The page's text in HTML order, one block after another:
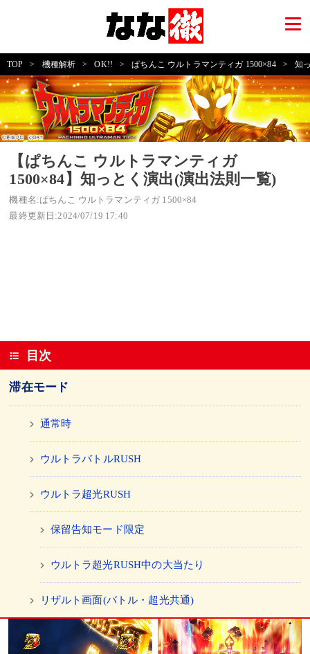
TOP > 機種解析 > OK!! > ぱちんこ ウルトラマンティガ 1500×84 > 知
【ぱちんこ ウルトラマンティガ
1500×84】知っとく演出(演出法則一覧)
機種名:ぱちんこ ウルトラマンティガ 1500×84
最終更新日:2024/07/19 17:40
目次
滞在モード
通常時
ウルトラバトルRUSH
ウルトラ超光RUSH
保留告知モード限定
ウルトラ超光RUSH中の大当たり
リザルト画面(バトル・超光共通)